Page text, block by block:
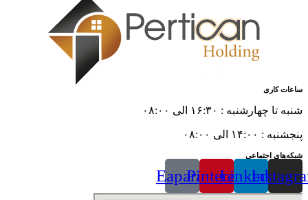
ساعات کاری
شنبه تا چهارشنبه : ۱۶:۳۰ الی ۰۸:۰۰
پنجشنبه : ۱۴:۰۰ الی ۰۸:۰۰
شبکه‌های اجتماعی
Linkedin
Pinterest
Eaparat